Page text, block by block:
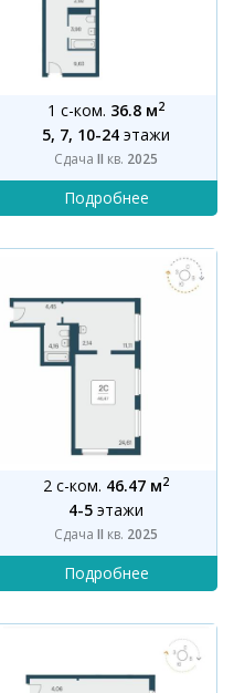
1 с-ком. 36.8 м2
5, 7, 10-24 этажи
Сдача II кв. 2025
2 с-ком. 46.47 м2
4-5 этажи
Сдача II кв. 2025